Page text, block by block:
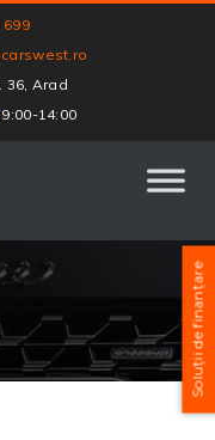
699
36, Arad
9:00-14:00
Soluții de finanțare